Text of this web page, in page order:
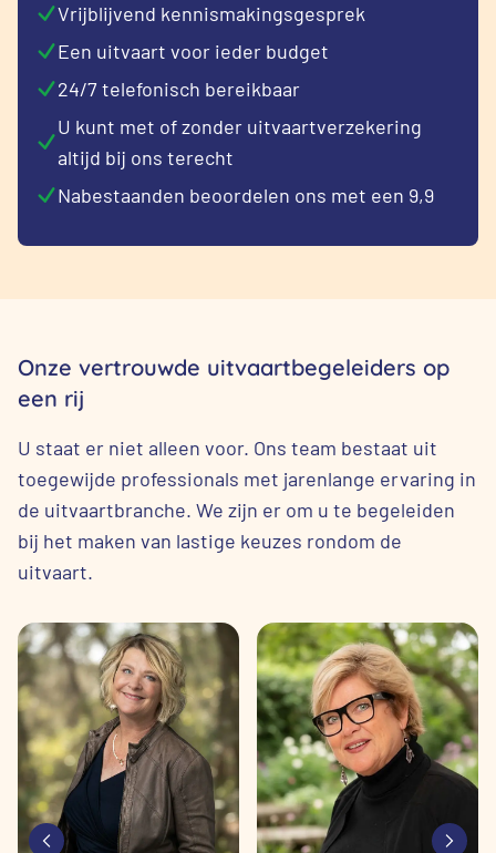
Vrijblijvend kennismakingsgesprek
Een uitvaart voor ieder budget
24/7 telefonisch bereikbaar
U kunt met of zonder uitvaartverzekering
altijd bij ons terecht
Nabestaanden beoordelen ons met een 9,9
Onze vertrouwde uitvaartbegeleiders op
een rij
U staat er niet alleen voor. Ons team bestaat uit
toegewijde professionals met jarenlange ervaring in
de uitvaartbranche. We zijn er om u te begeleiden
bij het maken van lastige keuzes rondom de
uitvaart.